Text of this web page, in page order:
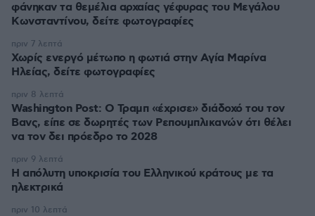
φάνηκαν τα θεμέλια αρχαίας γέφυρας του Μεγάλου
Κωνσταντίνου, δείτε φωτογραφίες
Χωρίς ενεργό μέτωπο η φωτιά στην Aγία Μαρίνα
Ηλείας, δείτε φωτογραφίες
πριν 7 λεπτά
Washington Post: Ο Τραμπ «έχρισε» διάδοχό του τον
Βανς, είπε σε δωρητές των Ρεπουμπλικανών ότι θέλει
να τον δει πρόεδρο το 2028
πριν 8 λεπτά
Η απόλυτη υποκρισία του Ελληνικού κράτους με τα
ηλεκτρικά
πριν 9 λεπτά
πριν 10 λεπτά